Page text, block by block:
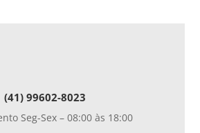
(41) 99602-8023
Seg-Sex – 08:00 às 18:00